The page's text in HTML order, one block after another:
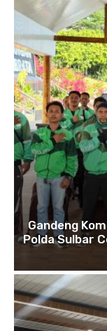
Gandeng
Polda Sulbar